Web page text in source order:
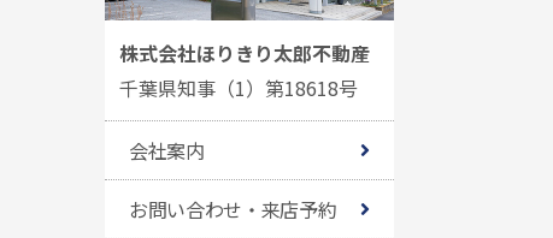
株式会社ほりきり太郎不動産
千葉県知事（1）第18618号
会社案内
お問い合わせ・来店予約